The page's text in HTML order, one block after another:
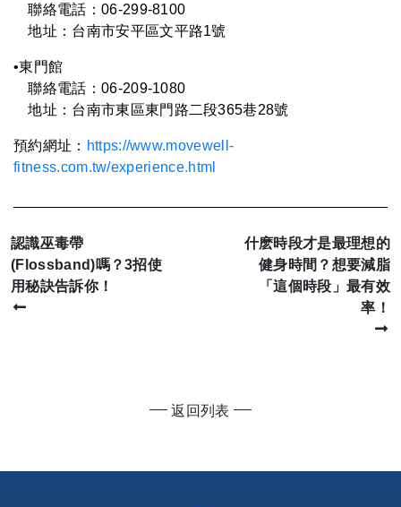
聯絡電話：06-299-8100
地址：台南市安平區文平路1號
•東門館
聯絡電話：06-209-1080
地址：台南市東區東門路二段365巷28號
預約網址： https://www.movewell-
fitness.com.tw/experience.html
認識巫毒帶
(Flossband)嗎？3招使
用秘訣告訴你！
什麽時段才是最理想的
健身時間？想要減脂
「這個時段」最有效
率！
返回列表